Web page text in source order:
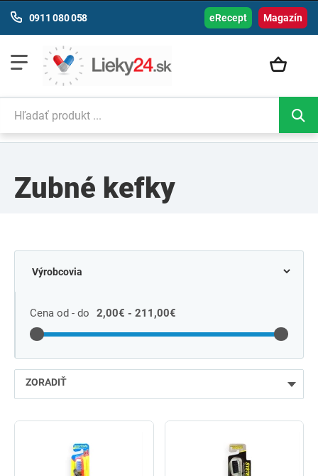
Magazín
0911 080 058 eRecept
Zubné kefky
Cena od - do 2,00€ - 211,00€
ZORADIŤ